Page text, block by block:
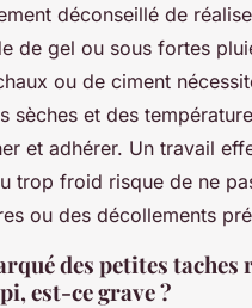
déconseillé de
de gel ou sous fortes
ou de ciment
sèches et des
et adhérer. Un travail
trop froid risque de ne
ou des décollements
des petites taches
est-ce grave ?